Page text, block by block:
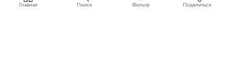
Главная Поиск Фильтр Поделиться